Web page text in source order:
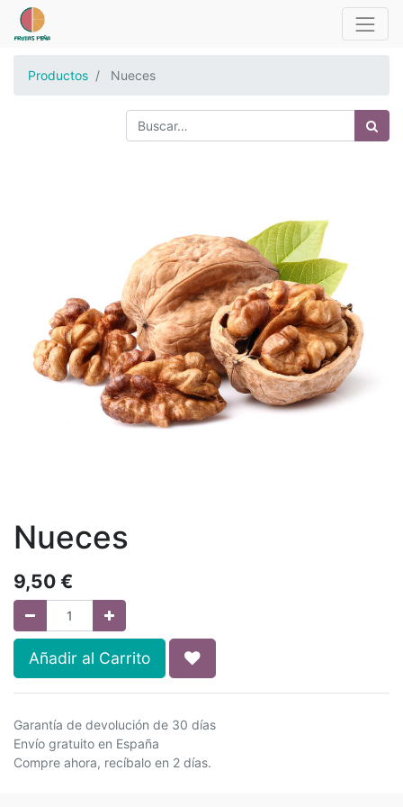
Productos Nueces
Nueces
9,50 €
Añadir al Carrito
Garantía de devolución de 30 días
Envío gratuito en España
Compre ahora, recíbalo en 2 días.